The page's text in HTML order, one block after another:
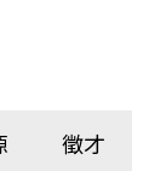
徵才